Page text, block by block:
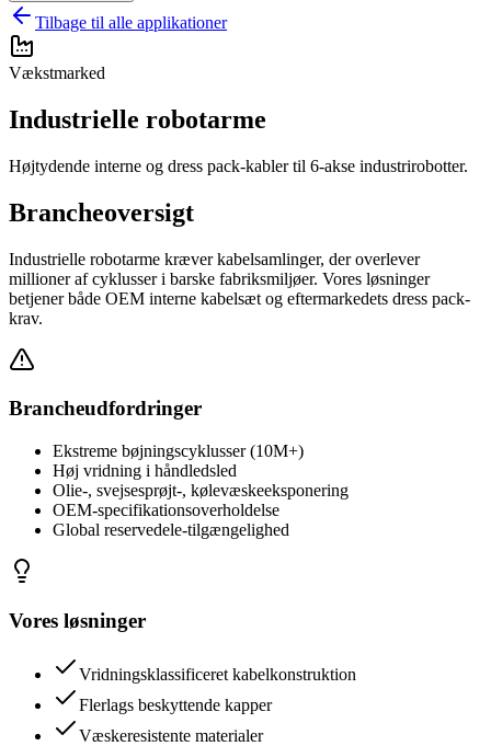
Tilbage til alle applikationer
Vækstmarked
Industrielle robotarme
Højtydende interne og dress pack-kabler til 6-akse industrirobotter.
Brancheoversigt
Industrielle robotarme kræver kabelsamlinger, der overlever
millioner af cyklusser i barske fabriksmiljøer. Vores løsninger
betjener både OEM interne kabelsæt og eftermarkedets dress pack-
krav.
Brancheudfordringer
Ekstreme bøjningscyklusser (10M+)
Høj vridning i håndledsled
Olie-, svejsesprøjt-, kølevæskeeksponering
OEM-specifikationsoverholdelse
Global reservedele-tilgængelighed
Vores løsninger
Vridningsklassificeret kabelkonstruktion
Flerlags beskyttende kapper
Væskeresistente materialer